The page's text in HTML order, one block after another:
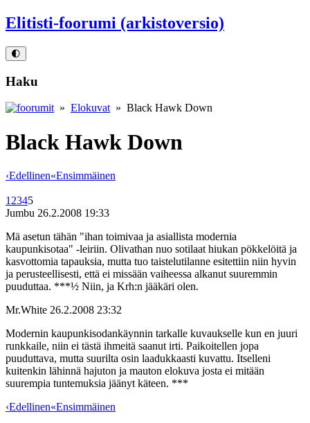
Elitisti-foorumi (arkistoversio)
🌓
Haku
» Elokuvat » Black Hawk Down
Black Hawk Down
‹Edellinen«Ensimmäinen
1 2345
Jumbu 26.2.2008 19:33
Mä asetun tähän "ihan toimivaa ja asiallista modernia
kaupunkisotaa" ‑leiriin. Olivathan nuo sotilaat hiukan pökkelöitä ja
kasvottomia tapauksia, mutta tuo taistelutilanne esitettiin niin hyvin
ja perusteellisesti, että ei missään vaiheessa alkanut suuremmin
puuduttaa. ***½ Niin, ja Krh:n jääkäri olen.
Mr.White 26.2.2008 23:32
Modernin kaupunkisodankäynnin tarkalle kuvaukselle kun en juuri
runkkaile, niin ei tästä ihmeitä saanut irti. Paikoitellen jopa
puuduttava, mutta suurilta osin laadukkaasti kuvattu. Itselleni
kuitenkin lähinnä hajuton ja mauton elokuva josta ei mitään
suurempia tuntemuksia jäänyt käteen. ***
‹Edellinen«Ensimmäinen